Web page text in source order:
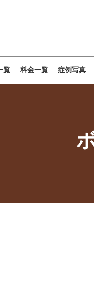
覧 料金一覧 症例写真